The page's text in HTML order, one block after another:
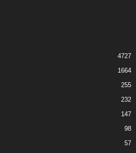
4727
1664
255
232
147
98
57